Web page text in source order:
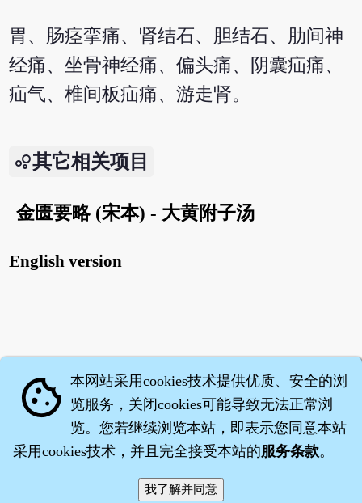
胃、肠痉挛痛、肾结石、胆结石、肋间神
经痛、坐骨神经痛、偏头痛、阴囊疝痛、
疝气、椎间板疝痛、游走肾。
其它相关项目
金匮要略 (宋本) - 大黄附子汤
English version
·沈药子©2008～2026
cookie 本网站采用cookies技术提供优质、安全的浏
览服务，关闭cookies可能导致无法正常浏
览。您若继续浏览本站，即表示您同意本站
采用cookies技术，并且完全接受本站的服务条款。